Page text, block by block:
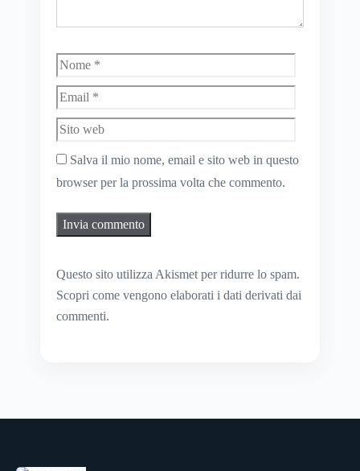
Nome
web
Salva il mio nome, email e sito web in questo
browser per la prossima volta che commento.
Questo sito utilizza Akismet per ridurre lo spam.
Scopri come vengono elaborati i dati derivati dai
commenti.